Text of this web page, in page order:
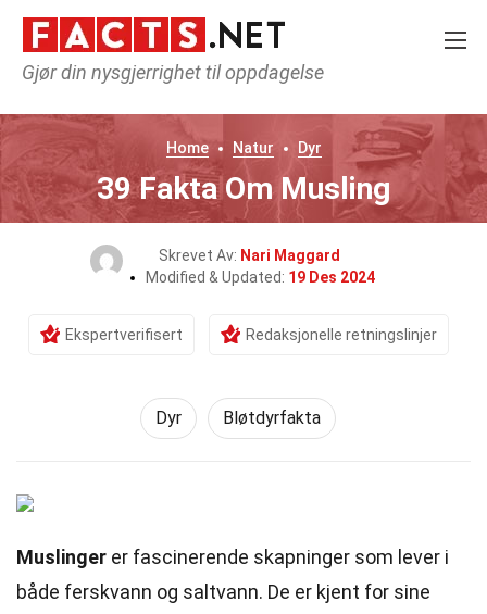
Gjør din nysgjerrighet til oppdagelse
Home Natur Dyr
39 Fakta Om Musling
Skrevet Av: Nari Maggard
Modified & Updated: 19 Des 2024
Ekspertverifisert Redaksjonelle retningslinjer
Dyr Bløtdyrfakta
Muslinger er fascinerende skapninger som lever i
både ferskvann og saltvann. De er kjent for sine